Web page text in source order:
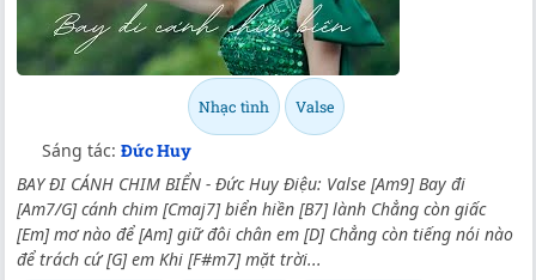
Nhạc tình Valse
Sáng tác: Đức Huy
BAY ĐI CÁNH CHIM BIỂN - Đức Huy Điệu: Valse [Am9] Bay đi
[Am7/G] cánh chim [Cmaj7] biển hiền [B7] lành Chẳng còn giấc
[Em] mơ nào để [Am] giữ đôi chân em [D] Chẳng còn tiếng nói nào
để trách cứ [G] em Khi [F#m7] mặt trời...